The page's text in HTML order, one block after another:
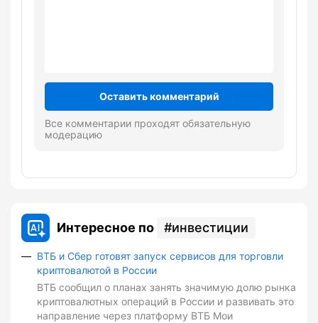
Оставить комментарий
Все комментарии проходят обязательную
модерацию
Интересное по инвестиции
ВТБ и Сбер готовят запуск сервисов для торговли
криптовалютой в России
ВТБ сообщил о планах занять значимую долю рынка
криптовалютных операций в России и развивать это
направление через платформу ВТБ Мои